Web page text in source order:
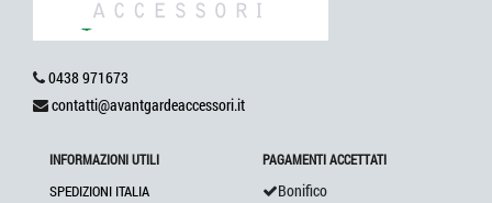
0438 971673
contatti@avantgardeaccessori.it
INFORMAZIONI UTILI
SPEDIZIONI ITALIA
PAGAMENTI ACCETTATI
Bonifico